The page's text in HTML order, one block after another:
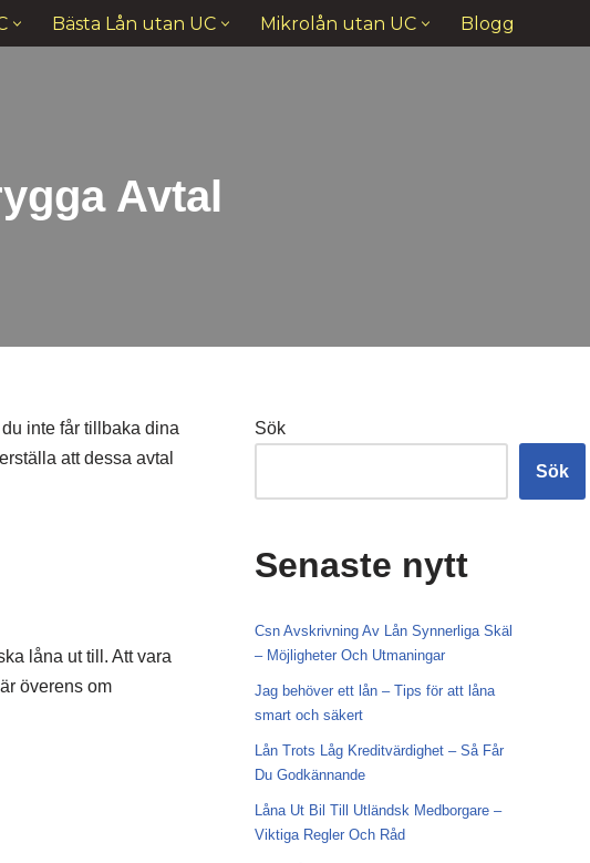
Bästa Lån utan UC Mikrolån utan UC Blogg
Avtal
inte får tillbaka dina
att dessa avtal
låna ut till. Att vara
överens om
Sök
Sök
Senaste nytt
Csn Avskrivning Av Lån Synnerliga Skäl
– Möjligheter Och Utmaningar
Jag behöver ett lån – Tips för att låna
smart och säkert
Lån Trots Låg Kreditvärdighet – Så Får
Du Godkännande
Låna Ut Bil Till Utländsk Medborgare –
Viktiga Regler Och Råd